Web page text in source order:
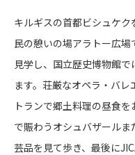
キルギスの首都ビシュケ
民の憩いの場アラトー広
見学し、国立歴史博物館
ます。荘厳なオペラ・バ
トランで郷土料理の昼食
で賑わうオシュバザール
芸品を見て歩き、最後に